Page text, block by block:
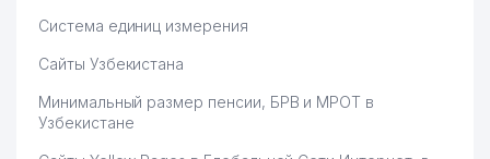
Система единиц измерения
Сайты Узбекистана
Минимальный размер пенсии, БРВ и МРОТ в
Узбекистане